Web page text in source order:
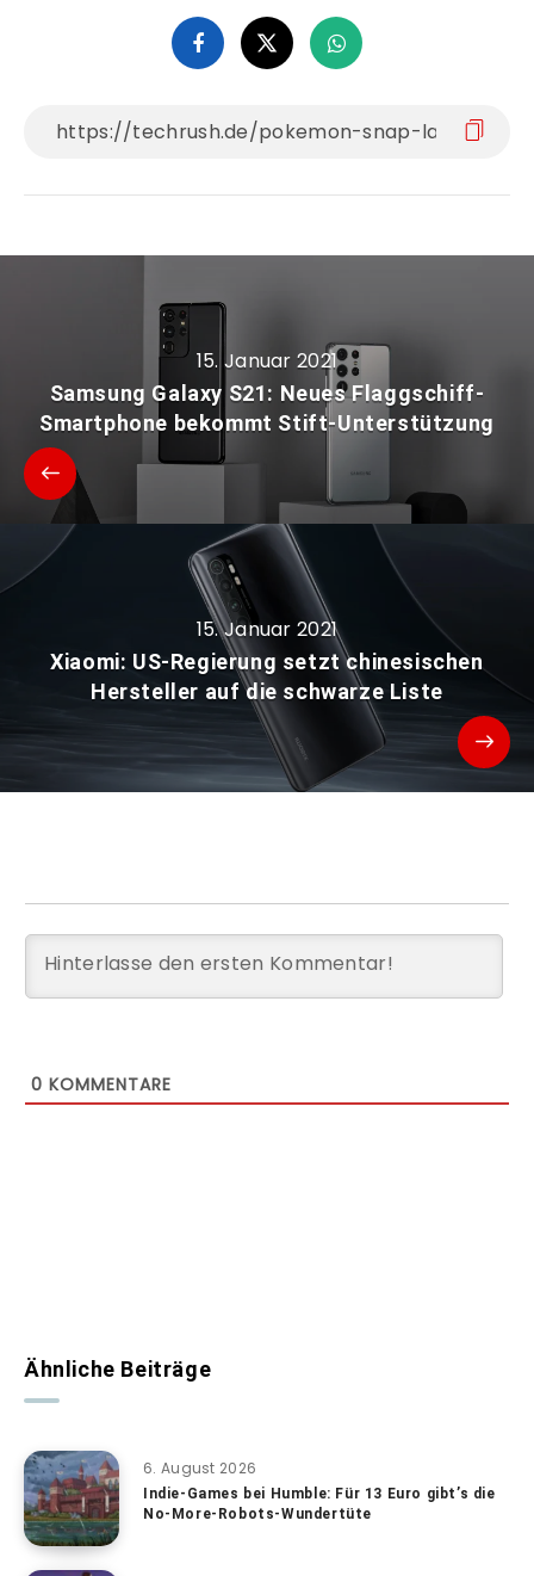
15. Januar 2021
Samsung Galaxy S21: Neues Flaggschiff-
Smartphone bekommt Stift-Unterstützung
15. Januar 2021
Xiaomi: US-Regierung setzt chinesischen
Hersteller auf die schwarze Liste
0 KOMMENTARE
Ähnliche Beiträge
6. August 2026
Indie-Games bei Humble: Für 13 Euro gibt’s die
No-More-Robots-Wundertüte